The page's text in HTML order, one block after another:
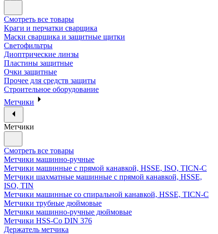
Смотреть все товары
Краги и перчатки сварщика
Маски сварщика и защитные щитки
Светофильтры
Диоптрические линзы
Пластины защитные
Очки защитные
Прочее для средств защиты
Строительное оборудование
Метчики
Метчики
Смотреть все товары
Метчики машинно-ручные
Метчики машинные с прямой канавкой, HSSE, ISO, TICN-C
Метчики шахматные машинные с прямой канавкой, HSSE,
ISO, TIN
Метчики машинные со спиральной канавкой, HSSE, TICN-C
Метчики трубные дюймовые
Метчики машинно-ручные дюймовые
Метчики HSS-Co DIN 376
Держатель метчика